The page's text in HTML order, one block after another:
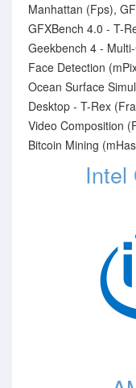
Manhattan (Fps),
GFXBench 4.0 - T-
Geekbench 4 -
Face Detection
Ocean Surface
Desktop - T-Rex
Video Composition
Bitcoin Mining
Intel